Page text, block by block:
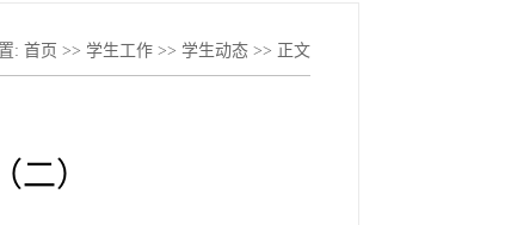
: 首页 >> 学生工作 >> 学生动态 >> 正文
）